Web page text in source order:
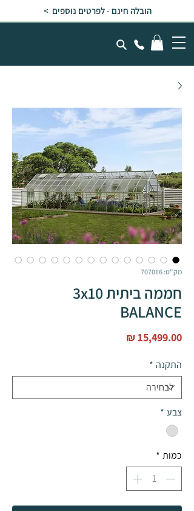
הובלה חינם - לפרטים נוספים >
מק"ט: 707016
חממה ביתית 3x10
BALANCE
התקנה *
צבע *
כמות *